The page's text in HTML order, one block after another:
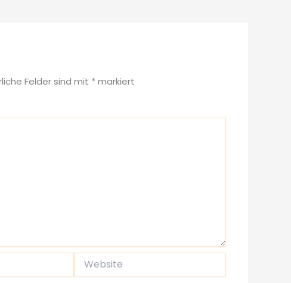
Felder sind mit * markiert
Website